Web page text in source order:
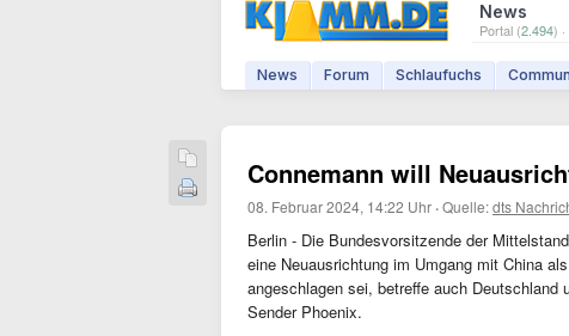
News
Portal (2.494)
News Forum Schlaufuchs
Connemann will
08. Februar 2024, 14:22 Uhr ·Quelle:dts
Berlin - Die Bundesvorsitzende der
eine Neuausrichtung im Umgang mit China
angeschlagen sei, betreffe auch Deutschland
Sender Phoenix.